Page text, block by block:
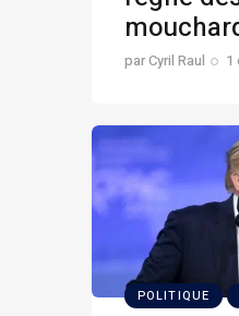
parCyril Raul 1
POLITIQUE